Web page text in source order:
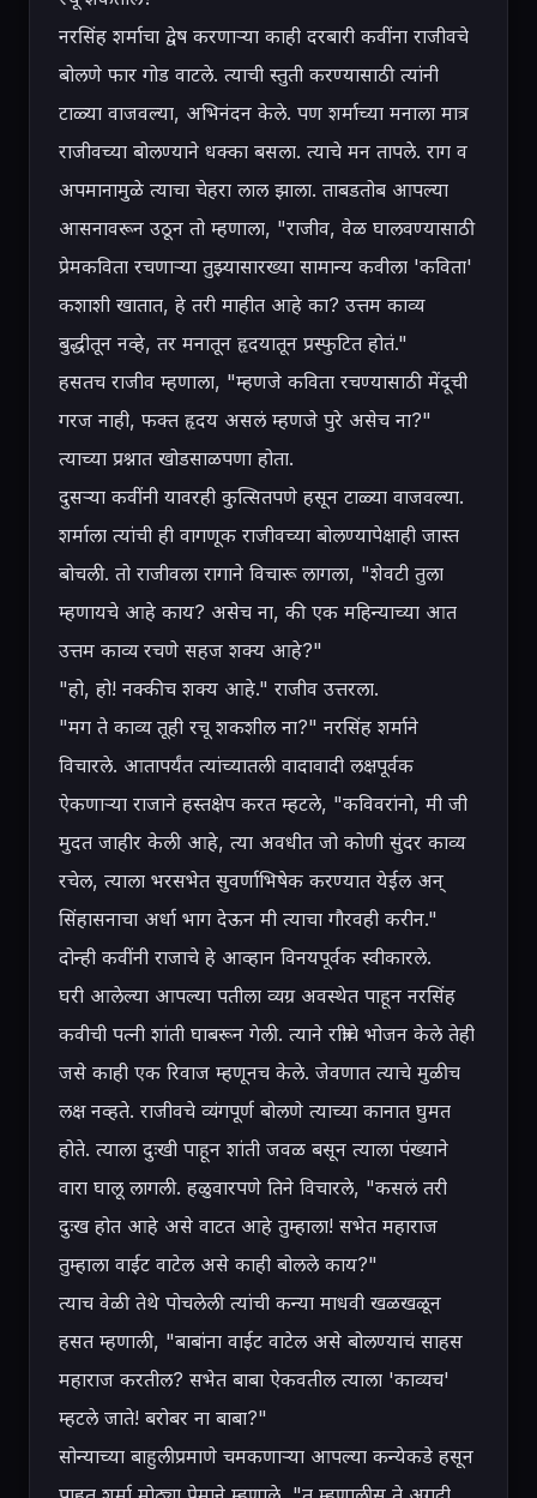
नरसिंह शर्माचा द्वेष करणाऱ्या काही दरबारी कवींना राजीवचे
बोलणे फार गोड वाटले. त्याची स्तुती करण्यासाठी त्यांनी
टाळ्या वाजवल्या, अभिनंदन केले. पण शर्माच्या मनाला मात्र
राजीवच्या बोलण्याने धक्का बसला. त्याचे मन तापले. राग व
अपमानामुळे त्याचा चेहरा लाल झाला. ताबडतोब आपल्या
आसनावरून उठून तो म्हणाला, "राजीव, वेळ घालवण्यासाठी
प्रेमकविता रचणाऱ्या तुझ्यासारख्या सामान्य कवीला 'कविता'
कशाशी खातात, हे तरी माहीत आहे का? उत्तम काव्य
बुद्धीतून नव्हे, तर मनातून हृदयातून प्रस्फुटित होतं."
हसतच राजीव म्हणाला, "म्हणजे कविता रचण्यासाठी मेंदूची
गरज नाही, फक्त हृदय असलं म्हणजे पुरे असेच ना?"
त्याच्या प्रश्नात खोडसाळपणा होता.
दुसऱ्या कवींनी यावरही कुत्सितपणे हसून टाळ्या वाजवल्या.
शर्माला त्यांची ही वागणूक राजीवच्या बोलण्यापेक्षाही जास्त
बोचली. तो राजीवला रागाने विचारू लागला, "शेवटी तुला
म्हणायचे आहे काय? असेच ना, की एक महिन्याच्या आत
उत्तम काव्य रचणे सहज शक्य आहे?"
"हो, हो! नक्कीच शक्य आहे." राजीव उत्तरला.
"मग ते काव्य तूही रचू शकशील ना?" नरसिंह शर्माने
विचारले. आतापर्यंत त्यांच्यातली वादावादी लक्षपूर्वक
ऐकणाऱ्या राजाने हस्तक्षेप करत म्हटले, "कविवरांनो, मी जी
मुदत जाहीर केली आहे, त्या अवधीत जो कोणी सुंदर काव्य
रचेल, त्याला भरसभेत सुवर्णाभिषेक करण्यात येईल अन्
सिंहासनाचा अर्धा भाग देऊन मी त्याचा गौरवही करीन."
दोन्ही कवींनी राजाचे हे आव्हान विनयपूर्वक स्वीकारले.
घरी आलेल्या आपल्या पतीला व्यग्र अवस्थेत पाहून नरसिंह
कवीची पत्नी शांती घाबरून गेली. त्याने रात्रीचे भोजन केले तेही
जसे काही एक रिवाज म्हणूनच केले. जेवणात त्याचे मुळीच
लक्ष नव्हते. राजीवचे व्यंगपूर्ण बोलणे त्याच्या कानात घुमत
होते. त्याला दुःखी पाहून शांती जवळ बसून त्याला पंख्याने
वारा घालू लागली. हळुवारपणे तिने विचारले, "कसलं तरी
दुःख होत आहे असे वाटत आहे तुम्हाला! सभेत महाराज
तुम्हाला वाईट वाटेल असे काही बोलले काय?"
त्याच वेळी तेथे पोचलेली त्यांची कन्या माधवी खळखळून
हसत म्हणाली, "बाबांना वाईट वाटेल असे बोलण्याचं साहस
महाराज करतील? सभेत बाबा ऐकवतील त्याला 'काव्यच'
म्हटले जाते! बरोबर ना बाबा?"
सोन्याच्या बाहुलीप्रमाणे चमकणाऱ्या आपल्या कन्येकडे हसून